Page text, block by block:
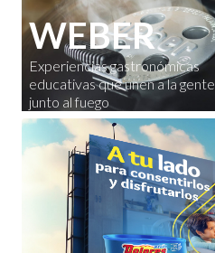
WEBER
Experiencias gastronómicas
educativas que unen a la gente
junto al fuego